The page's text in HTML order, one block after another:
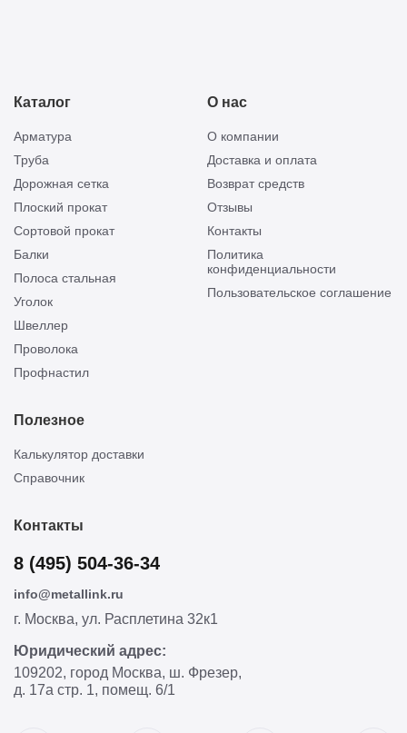
Каталог
Арматура
Труба
Дорожная сетка
Плоский прокат
Сортовой прокат
Балки
Полоса стальная
Уголок
Швеллер
Проволока
Профнастил
О нас
О компании
Доставка и оплата
Возврат средств
Отзывы
Контакты
Политика
конфиденциальности
Пользовательское соглашение
Полезное
Калькулятор доставки
Справочник
Контакты
8 (495) 504-36-34
info@metallink.ru
г. Москва, ул. Расплетина 32к1
Юридический адрес:
109202, город Москва, ш. Фрезер,
д. 17а стр. 1, помещ. 6/1